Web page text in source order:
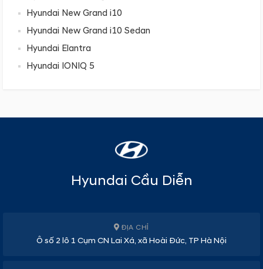
Hyundai New Grand i10
Hyundai New Grand i10 Sedan
Hyundai Elantra
Hyundai IONIQ 5
Hyundai Cầu Diễn
ĐỊA CHỈ
Ô số 2 lô 1 Cụm CN Lai Xá, xã Hoài Đức, TP Hà Nội